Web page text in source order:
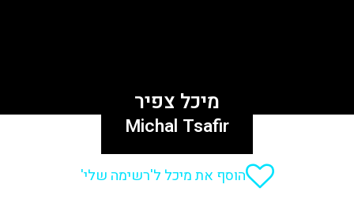
מיכל צפיר
Michal Tsafir
הוסף את מיכל ל'רשימה שלי'